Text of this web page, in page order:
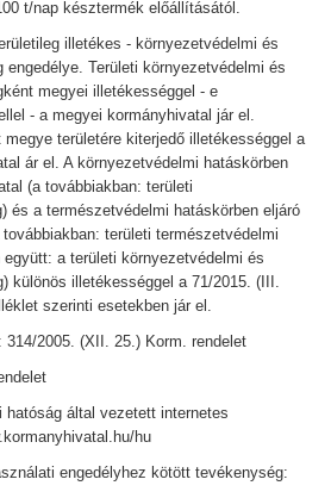
t/nap késztermék előállításától.
illetékes - környezetvédelmi és
Területi környezetvédelmi és
megyei illetékességgel - e
- a megyei kormányhivatal jár el.
területére kiterjedő illetékességgel a
ár el. A környezetvédelmi hatáskörben
(a továbbiakban: területi
és a természetvédelmi hatáskörben eljáró
területi természetvédelmi
együtt: a területi környezetvédelmi és
különös illetékességgel a 71/2015. (III.
szerinti esetekben jár el.
314/2005. (XII. 25.) Korm. rendelet
által vezetett internetes
hu
engedélyhez kötött tevékenység: